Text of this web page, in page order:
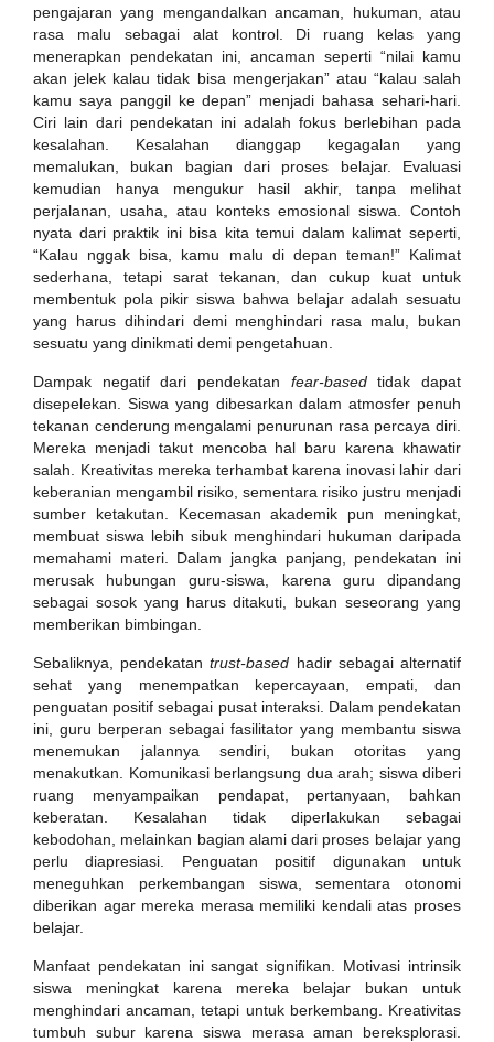
pengajaran yang mengandalkan ancaman, hukuman, atau
rasa malu sebagai alat kontrol. Di ruang kelas yang
menerapkan pendekatan ini, ancaman seperti “nilai kamu
akan jelek kalau tidak bisa mengerjakan” atau “kalau salah
kamu saya panggil ke depan” menjadi bahasa sehari-hari.
Ciri lain dari pendekatan ini adalah fokus berlebihan pada
kesalahan. Kesalahan dianggap kegagalan yang
memalukan, bukan bagian dari proses belajar. Evaluasi
kemudian hanya mengukur hasil akhir, tanpa melihat
perjalanan, usaha, atau konteks emosional siswa. Contoh
nyata dari praktik ini bisa kita temui dalam kalimat seperti,
“Kalau nggak bisa, kamu malu di depan teman!” Kalimat
sederhana, tetapi sarat tekanan, dan cukup kuat untuk
membentuk pola pikir siswa bahwa belajar adalah sesuatu
yang harus dihindari demi menghindari rasa malu, bukan
sesuatu yang dinikmati demi pengetahuan.
Dampak negatif dari pendekatan fear-basedtidak dapat
disepelekan. Siswa yang dibesarkan dalam atmosfer penuh
tekanan cenderung mengalami penurunan rasa percaya diri.
Mereka menjadi takut mencoba hal baru karena khawatir
salah. Kreativitas mereka terhambat karena inovasi lahir dari
keberanian mengambil risiko, sementara risiko justru menjadi
sumber ketakutan. Kecemasan akademik pun meningkat,
membuat siswa lebih sibuk menghindari hukuman daripada
memahami materi. Dalam jangka panjang, pendekatan ini
merusak hubungan guru-siswa, karena guru dipandang
sebagai sosok yang harus ditakuti, bukan seseorang yang
memberikan bimbingan.
Sebaliknya, pendekatantrust-based hadir sebagai alternatif
sehat yang menempatkan kepercayaan, empati, dan
penguatan positif sebagai pusat interaksi. Dalam pendekatan
ini, guru berperan sebagai fasilitator yang membantu siswa
menemukan jalannya sendiri, bukan otoritas yang
menakutkan. Komunikasi berlangsung dua arah; siswa diberi
ruang menyampaikan pendapat, pertanyaan, bahkan
keberatan. Kesalahan tidak diperlakukan sebagai
kebodohan, melainkan bagian alami dari proses belajar yang
perlu diapresiasi. Penguatan positif digunakan untuk
meneguhkan perkembangan siswa, sementara otonomi
diberikan agar mereka merasa memiliki kendali atas proses
belajar.
Manfaat pendekatan ini sangat signifikan. Motivasi intrinsik
siswa meningkat karena mereka belajar bukan untuk
menghindari ancaman, tetapi untuk berkembang. Kreativitas
tumbuh subur karena siswa merasa aman bereksplorasi.